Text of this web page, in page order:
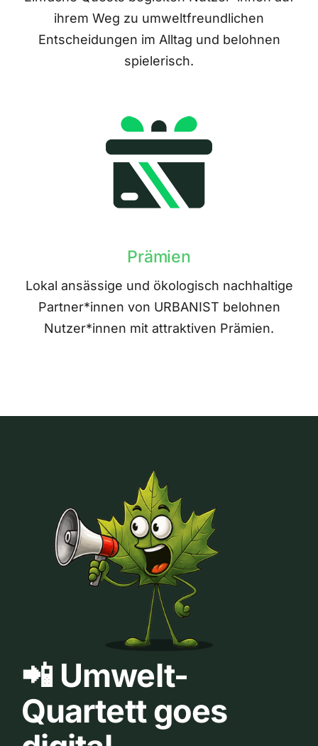
ihrem Weg zu umweltfreundlichen
Entscheidungen im Alltag und belohnen
spielerisch.
Prämien
Lokal ansässige und ökologisch nachhaltige
Partner*innen von URBANIST belohnen
Nutzer*innen mit attraktiven Prämien.
📲 Umwelt-
Quartett goes